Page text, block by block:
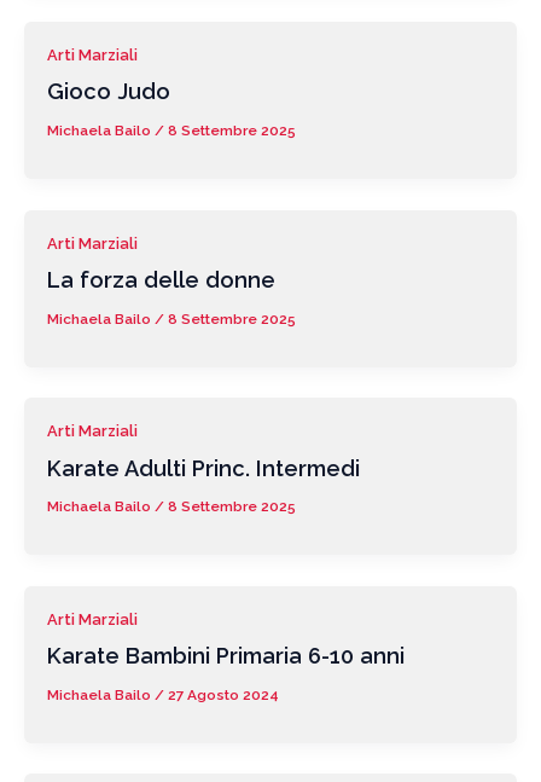
Arti Marziali
Gioco Judo
Michaela Bailo / 8 Settembre 2025
Arti Marziali
La forza delle donne
Michaela Bailo / 8 Settembre 2025
Arti Marziali
Karate Adulti Princ. Intermedi
Michaela Bailo / 8 Settembre 2025
Arti Marziali
Karate Bambini Primaria 6-10 anni
Michaela Bailo / 27 Agosto 2024